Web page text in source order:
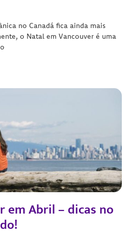
no Canadá fica ainda mais
o Natal em Vancouver é uma
em Abril – dicas no